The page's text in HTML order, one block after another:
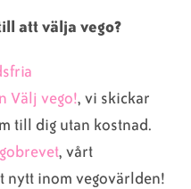
att välja vego?
Välj vego!, vi skickar
till dig utan kostnad.
, vårt
nytt inom vegovärlden!